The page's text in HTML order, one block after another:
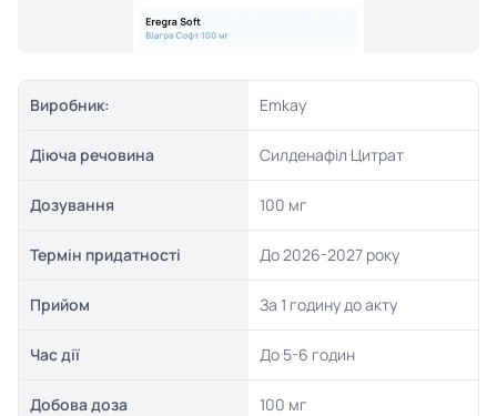
Виробник: Emkay
Діюча речовина Силденафіл Цитрат
Дозування 100 мг
Термін придатності До 2026-2027 року
Прийом За 1 годину до акту
Час дії До 5-6 годин
Добова доза 100 мг